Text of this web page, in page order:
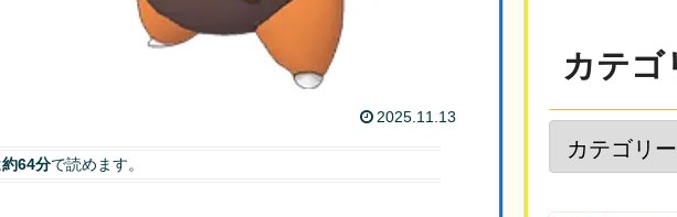
2025.11.13
約64分で読めます。
カテゴ